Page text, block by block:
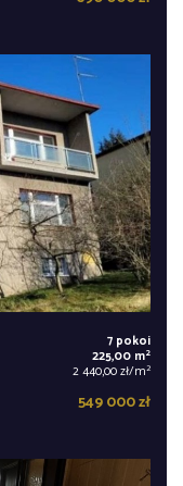
7 pokoi
225,00 m2
2 440,00 zł/m2
549 000 zł